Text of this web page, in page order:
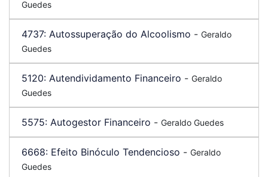
Guedes
4737: Autossuperação do Alcoolismo - Geraldo
Guedes
5120: Autendividamento Financeiro - Geraldo
Guedes
5575: Autogestor Financeiro - Geraldo Guedes
6668: Efeito Binóculo Tendencioso - Geraldo
Guedes